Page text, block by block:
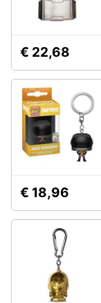
€ 22,68
€ 18,96